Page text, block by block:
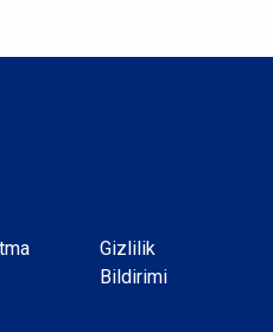
Gizlilik
Bildirimi